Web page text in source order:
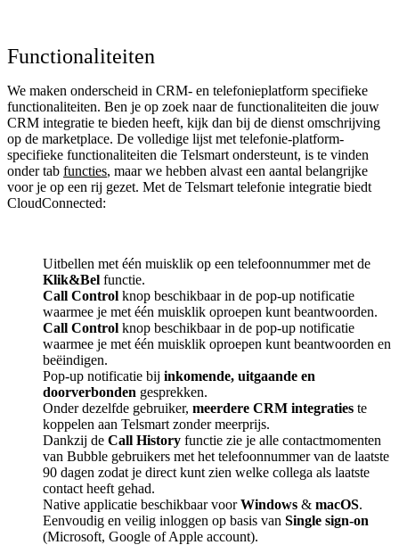
Functionaliteiten
We maken onderscheid in CRM- en telefonieplatform specifieke
functionaliteiten. Ben je op zoek naar de functionaliteiten die jouw
CRM integratie te bieden heeft, kijk dan bij de dienst omschrijving
op de marketplace. De volledige lijst met telefonie-platform-
specifieke functionaliteiten die Telsmart ondersteunt, is te vinden
onder tab functies, maar we hebben alvast een aantal belangrijke
voor je op een rij gezet. Met de Telsmart telefonie integratie biedt
CloudConnected:
Uitbellen met één muisklik op een telefoonnummer met de
Klik&Bel functie.
Call Control knop beschikbaar in de pop-up notificatie
waarmee je met één muisklik oproepen kunt beantwoorden.
Call Control knop beschikbaar in de pop-up notificatie
waarmee je met één muisklik oproepen kunt beantwoorden en
beëindigen.
Pop-up notificatie bij inkomende, uitgaande en
doorverbonden gesprekken.
Onder dezelfde gebruiker, meerdere CRM integraties te
koppelen aan Telsmart zonder meerprijs.
Dankzij de Call History functie zie je alle contactmomenten
van Bubble gebruikers met het telefoonnummer van de laatste
90 dagen zodat je direct kunt zien welke collega als laatste
contact heeft gehad.
Native applicatie beschikbaar voorWindows & macOS.
Eenvoudig en veilig inloggen op basis van Single sign-on
(Microsoft, Google of Apple account).